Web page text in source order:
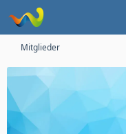
Mitglieder